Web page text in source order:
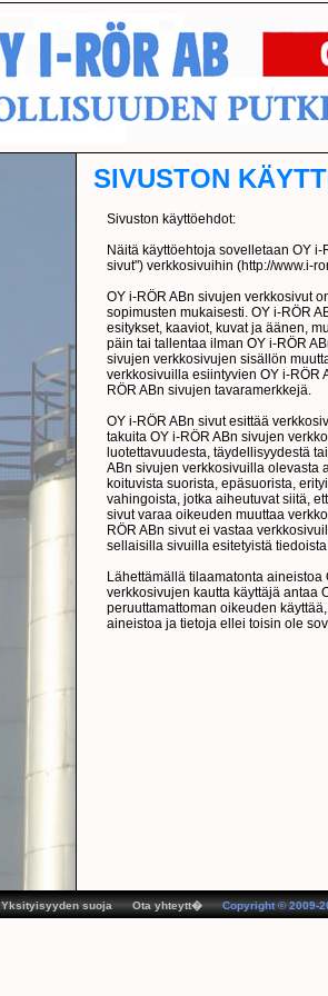
SIVUSTON
Sivuston käyttöehdot:
Näitä käyttöehtoja sovelletaan OY
sivut") verkkosivuihin (http://www.i-
OY i-RÖR ABn sivujen verkkosivut
sopimusten mukaisesti. OY i-RÖR
esitykset, kaaviot, kuvat ja äänen,
päin tai tallentaa ilman OY i-RÖR
sivujen verkkosivujen sisällön
verkkosivuilla esiintyvien OY i-RÖR
RÖR ABn sivujen tavaramerkkejä.
OY i-RÖR ABn sivut esittää
takuita OY i-RÖR ABn sivujen
luotettavuudesta, täydellisyydestä
ABn sivujen verkkosivuilla olevasta
koituvista suorista, epäsuorista,
vahingoista, jotka aiheutuvat siitä,
sivut varaa oikeuden muuttaa
RÖR ABn sivut ei vastaa
sellaisilla sivuilla esitetyistä
Lähettämällä tilaamatonta
verkkosivujen kautta käyttäjä antaa
peruuttamattoman oikeuden
aineistoa ja tietoja ellei toisin ole
Yksityisyyden suoja Ota yhteytt�Copyright © 2009-